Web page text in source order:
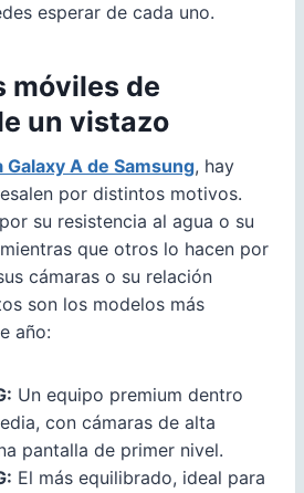
esperar de cada uno.
móviles de
un vistazo
Galaxy A de Samsung, hay
por distintos motivos.
su resistencia al agua o su
que otros lo hacen por
cámaras o su relación
son los modelos más
año:
Un equipo premium dentro
con cámaras de alta
pantalla de primer nivel.
El más equilibrado, ideal para